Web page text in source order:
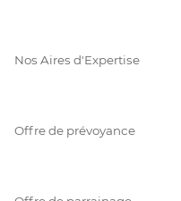
Nos Aires d'Expertise
Offre de prévoyance